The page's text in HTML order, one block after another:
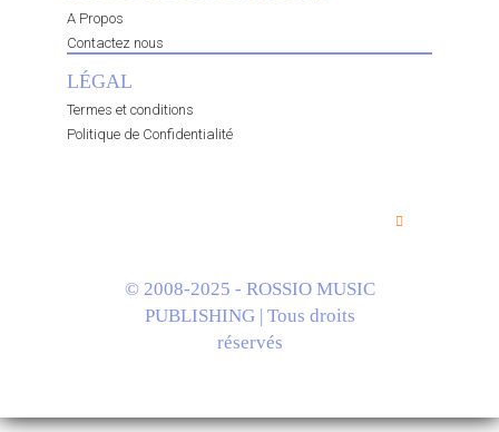
A Propos
Contactez nous
LÉGAL
Termes et conditions
Politique de Confidentialité
© 2008-2025 - ROSSIO MUSIC
PUBLISHING | Tous droits
réservés